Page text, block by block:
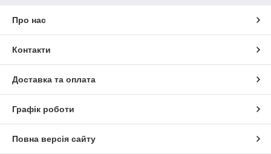
Про нас
Контакти
Доставка та оплата
Графік роботи
Повна версія сайту